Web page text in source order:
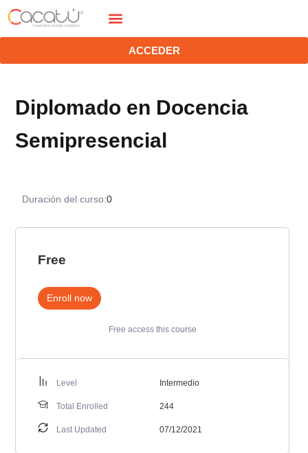
contenido
Menú
ACCEDER
Diplomado en Docencia
Semipresencial
Duración del curso:0
Free
Enroll now
Free access this course
Level Intermedio
Total Enrolled 244
Last Updated 07/12/2021